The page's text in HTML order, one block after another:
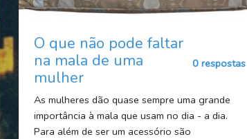
O que não pode faltar
na mala de uma
mulher
0 respostas
As mulheres dão quase sempre uma grande
importância à mala que usam no dia - a dia.
Para além de ser um acessório são